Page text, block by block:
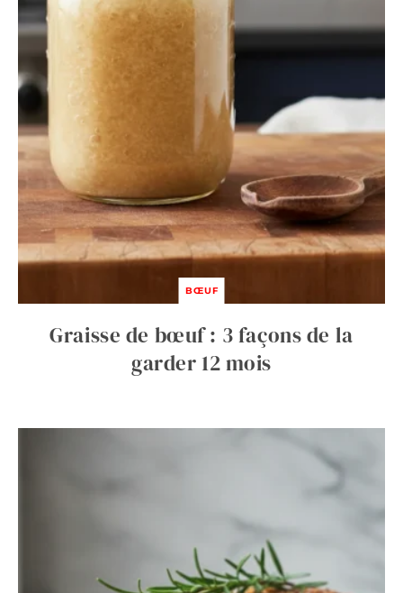
BŒUF
Graisse de bœuf : 3 façons de la
garder 12 mois